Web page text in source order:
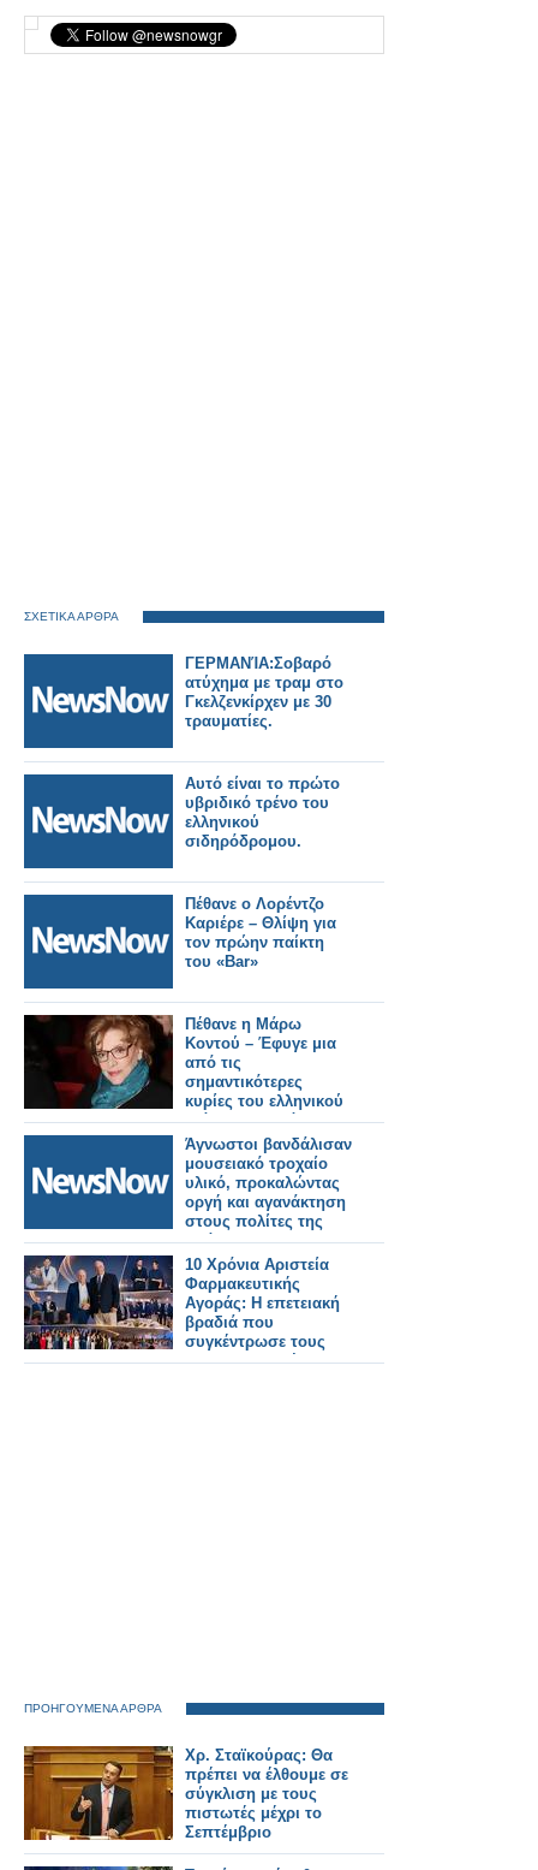
ΣΧΕΤΙΚΑ ΑΡΘΡΑ
ΓΕΡΜΑΝΊΑ:Σοβαρό
ατύχημα με τραμ στο
Γκελζενκίρχεν με 30
τραυματίες.
Αυτό είναι το πρώτο
υβριδικό τρένο του
ελληνικού
σιδηρόδρομου.
Πέθανε ο Λορέντζο
Καριέρε – Θλίψη για
τον πρώην παίκτη
του «Bar»
Πέθανε η Μάρω
Κοντού – Έφυγε μια
από τις
σημαντικότερες
κυρίες του ελληνικού
θεάτρου, τηλεόρασης
και κινηματογράφου
Άγνωστοι βανδάλισαν
μουσειακό τροχαίο
υλικό, προκαλώντας
οργή και αγανάκτηση
στους πολίτες της
Δράμας.
10 Χρόνια Αριστεία
Φαρμακευτικής
Αγοράς: Η επετειακή
βραδιά που
συγκέντρωσε τους
πρωταγωνιστές του
ΠΡΟΗΓΟΥΜΕΝΑ ΑΡΘΡΑ
Χρ. Σταϊκούρας: Θα
πρέπει να έλθουμε σε
σύγκλιση με τους
πιστωτές μέχρι το
Σεπτέμβριο